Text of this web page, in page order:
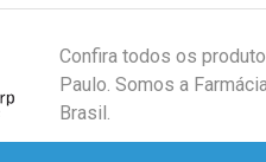
Confira todos os
Paulo. Somos a
Brasil.